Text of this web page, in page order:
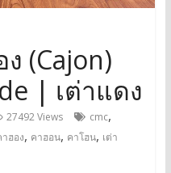
(Cajon)
| เต่าแดง
27492 Views cmc,
าฮอง, คาฮอน, คาโฮน, เต่า